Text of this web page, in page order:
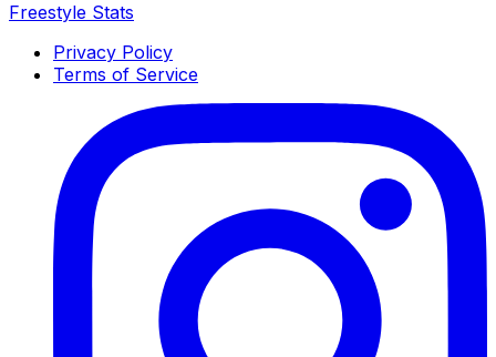
Freestyle Stats
Privacy Policy
Terms of Service